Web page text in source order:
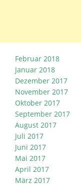
Februar 2018
Januar 2018
Dezember 2017
November 2017
Oktober 2017
September 2017
August 2017
Juli 2017
Juni 2017
Mai 2017
April 2017
März 2017